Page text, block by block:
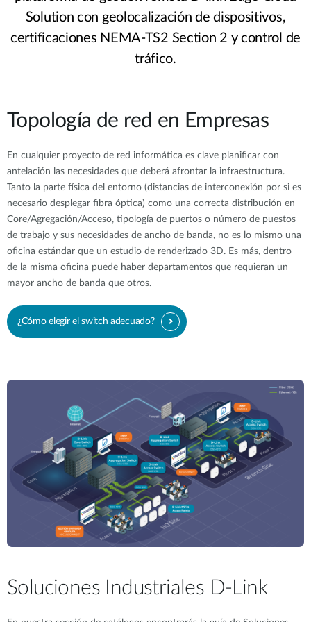
Solution con geolocalización de dispositivos,
certificaciones NEMA-TS2 Section 2 y control de
tráfico.
Topología de red en Empresas
En cualquier proyecto de red informática es clave planificar con
antelación las necesidades que deberá afrontar la infraestructura.
Tanto la parte física del entorno (distancias de interconexión por si es
necesario desplegar fibra óptica) como una correcta distribución en
Core/Agregación/Acceso, tipología de puertos o número de puestos
de trabajo y sus necesidades de ancho de banda, no es lo mismo una
oficina estándar que un estudio de renderizado 3D. Es más, dentro
de la misma oficina puede haber departamentos que requieran un
mayor ancho de banda que otros.
¿Cómo elegir el switch adecuado?
Soluciones Industriales D-Link